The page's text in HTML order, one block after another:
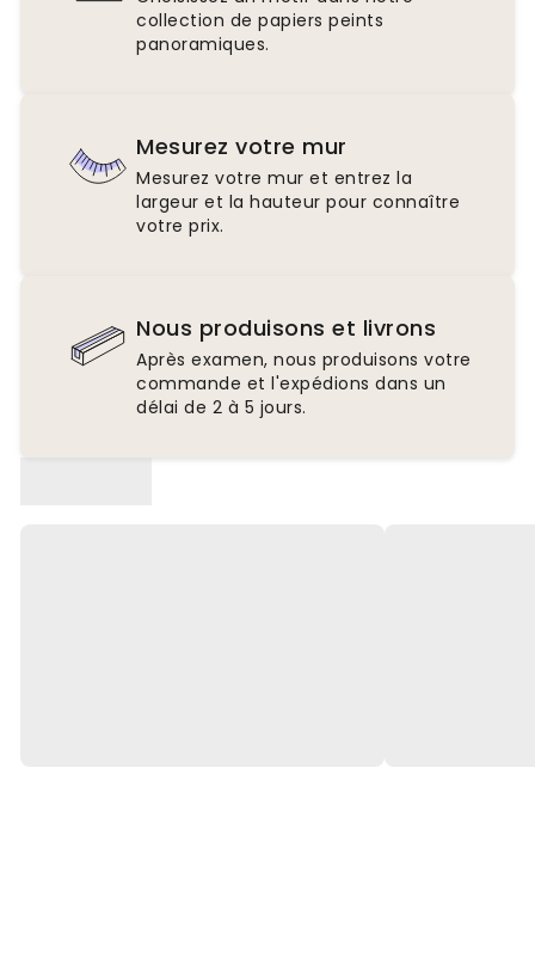
collection de papiers peints
panoramiques.
Mesurez votre mur
Mesurez votre mur et entrez la
largeur et la hauteur pour connaître
votre prix.
Nous produisons et livrons
Après examen, nous produisons votre
commande et l'expédions dans un
délai de 2 à 5 jours.